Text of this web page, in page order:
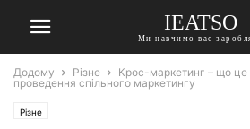
IEATSO
Ми навчимо вас
Додому Різне
Крос-маркетинг – що це
проведення спільного маркетингу
Різне